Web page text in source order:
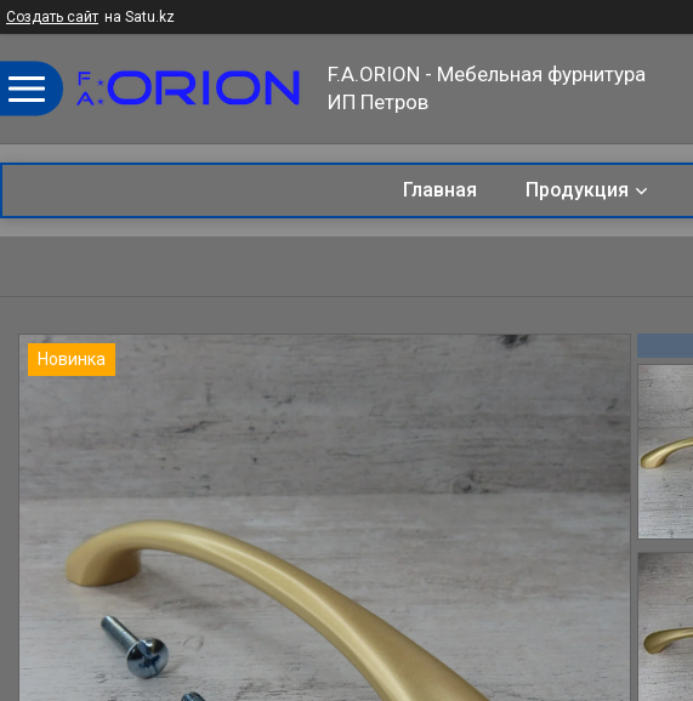
Создать сайт на Satu.kz
F.A.ORION - Мебельная фурнитура
ИП Петров
Главная Продукция
Новинка